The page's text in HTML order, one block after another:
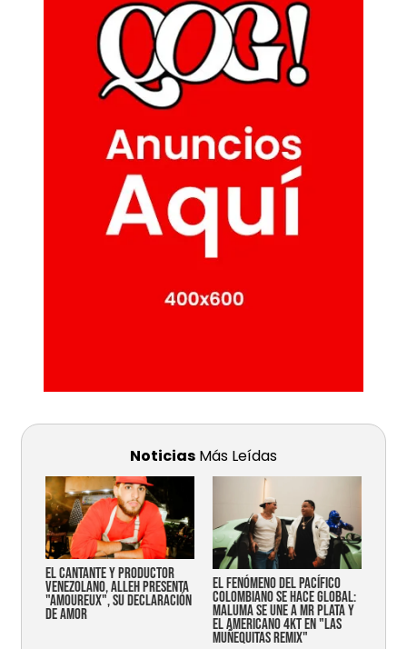
Noticias Más Leídas
EL CANTANTE Y PRODUCTOR
VENEZOLANO, ALLEH PRESENTA
"AMOUREUX", SU DECLARACIÓN
DE AMOR
EL FENÓMENO DEL PACÍFICO
COLOMBIANO SE HACE GLOBAL:
MALUMA SE UNE A MR PLATA Y
EL AMERICANO 4KT EN "LAS
MUÑEQUITAS REMIX"